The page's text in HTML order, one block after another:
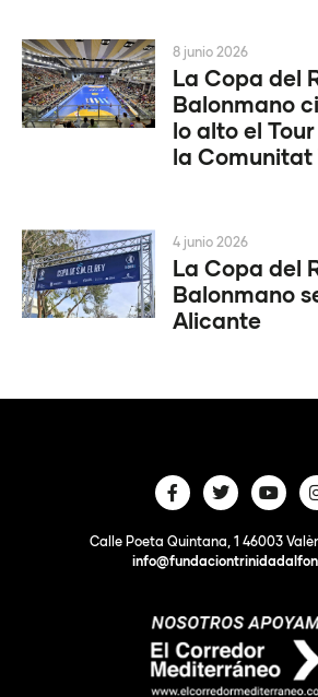
La Copa del
Balonmano
lo alto el
la Comunitat
8 junio 2026
La Copa del
Balonmano
Alicante
4 junio 2026
Calle Poeta Quintana, 1 46003